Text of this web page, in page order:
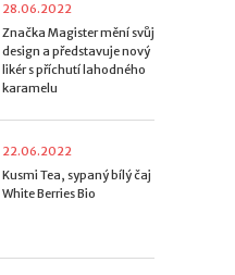
28.06.2022
Značka Magister mění svůj
design a představuje nový
likér s příchutí lahodného
karamelu
22.06.2022
Kusmi Tea, sypaný bílý čaj
White Berries Bio